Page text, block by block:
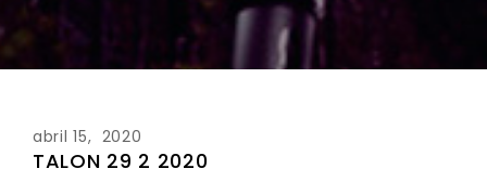
abril 15, 2020
TALON 29 2 2020